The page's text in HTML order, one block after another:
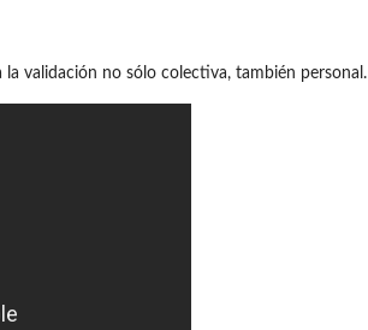
validación no sólo colectiva, también personal.